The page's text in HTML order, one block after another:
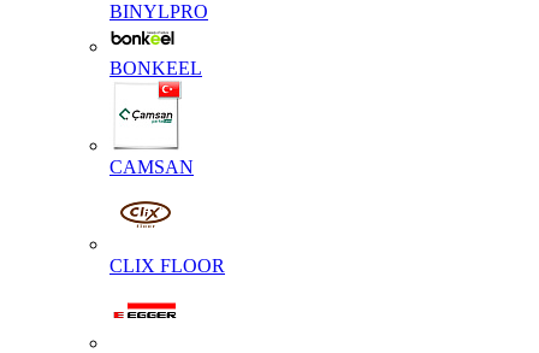
BINYLPRO
BONKEEL
CAMSAN
CLIX FLOOR